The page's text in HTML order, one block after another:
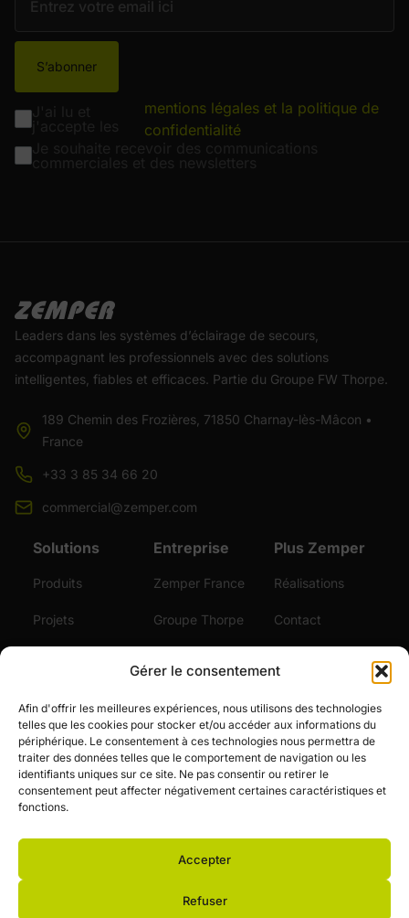
Gérer le consentement
Afin d'offrir les meilleures expériences, nous utilisons des technologies
telles que les cookies pour stocker et/ou accéder aux informations du
périphérique. Le consentement à ces technologies nous permettra de
traiter des données telles que le comportement de navigation ou les
identifiants uniques sur ce site. Ne pas consentir ou retirer le
consentement peut affecter négativement certaines caractéristiques et
fonctions.
Accepter
Refuser
S’abonner
mentions légales et la politique de
confidentialité
Leaders dans les systèmes d’éclairage de secours,
accompagnant les professionnels avec des solutions
intelligentes, fiables et efficaces. Partie du Groupe FW Thorpe.
189 Chemin des Frozières, 71850 Charnay-lès-Mâcon •
France
+33 3 85 34 66 20
commercial@zemper.com
Solutions
Produits
Projets
Entreprise
Zemper France
Groupe Thorpe
Actualités
Emploi
Plus Zemper
Réalisations
Contact